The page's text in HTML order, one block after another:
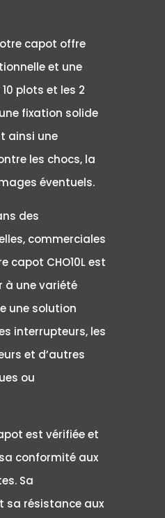
capot offre
et une
plots et les 2
fixation solide
ainsi une
les chocs, la
éventuels.
des
commerciales
capot CHO10L est
à une variété
une solution
interrupteurs, les
et d’autres
ou
est vérifiée et
conformité aux
Sa
sa résistance aux